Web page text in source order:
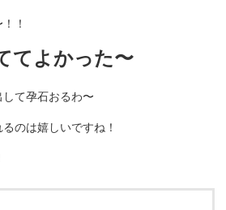
！
てよかった〜
て孕石おるわ〜
のは嬉しいですね！